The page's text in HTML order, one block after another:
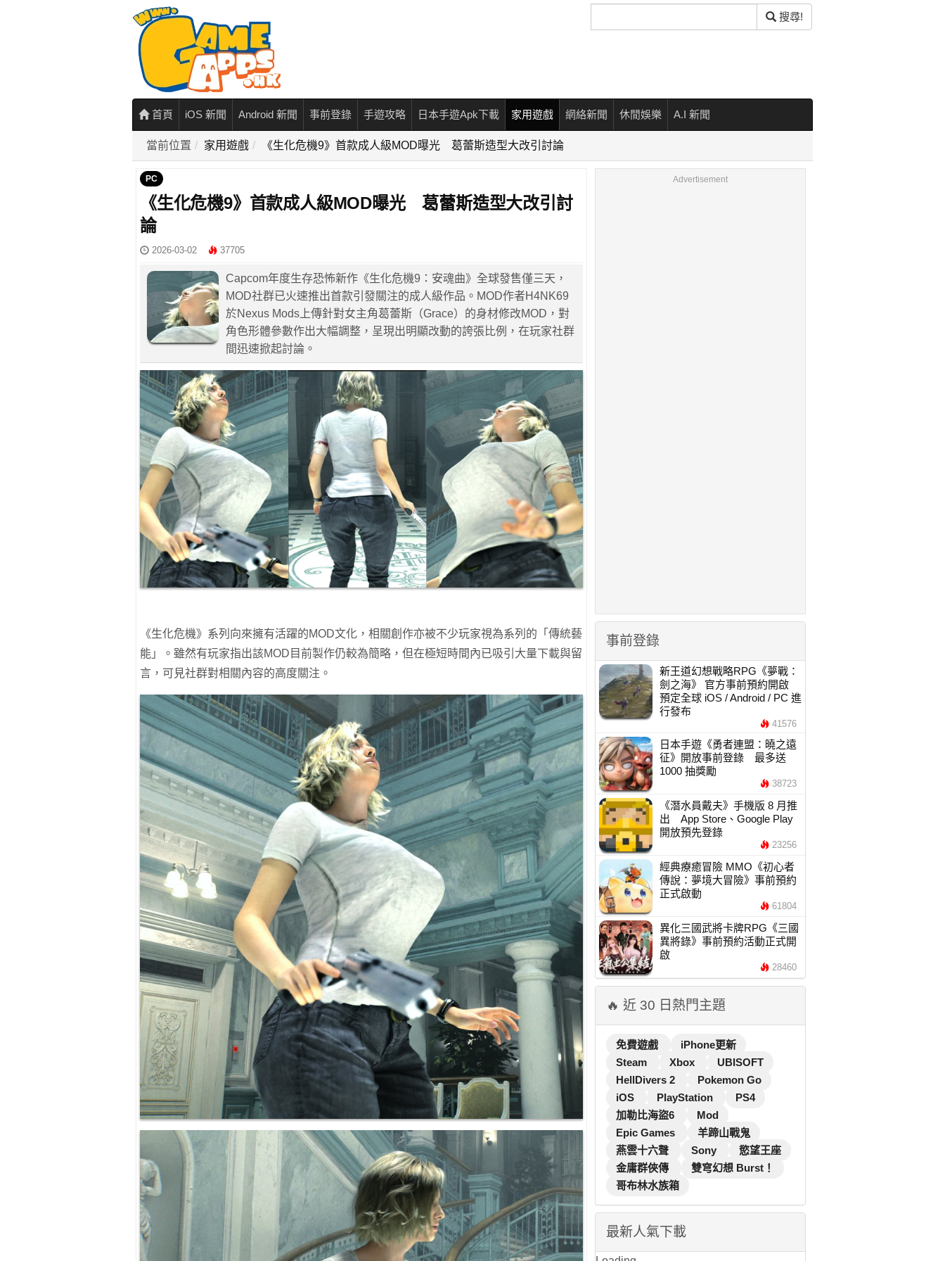
尋
搜尋!
首頁 iOS 新聞 Android 新聞 事前登錄 手遊攻略 日本手遊Apk下載 家用遊戲 網絡新聞 休閒娛樂 A.I 新聞
當前位置 家用遊戲 《生化危機9》首款成人級MOD曝光 葛蕾斯造型大改引討論
PC
《生化危機9》首款成人級MOD曝光 葛蕾斯造型大改引討
論
2026-03-02 37705
Capcom年度生存恐怖新作《生化危機9：安魂曲》全球發售僅三天，
MOD社群已火速推出首款引發關注的成人級作品。MOD作者H4NK69
於Nexus Mods上傳針對女主角葛蕾斯（Grace）的身材修改MOD，對
角色形體參數作出大幅調整，呈現出明顯改動的誇張比例，在玩家社群
間迅速掀起討論。
《生化危機》系列向來擁有活躍的MOD文化，相關創作亦被不少玩家視為系列的「傳統藝
能」。雖然有玩家指出該MOD目前製作仍較為簡略，但在極短時間內已吸引大量下載與留
言，可見社群對相關內容的高度關注。
Advertisement
事前登錄
新王道幻想戰略RPG《夢戰：
劍之海》 官方事前預約開啟
預定全球 iOS / Android / PC 進
行發布
41576
日本手遊《勇者連盟：曉之遠
征》開放事前登錄 最多送
1000 抽獎勵
38723
《潛水員戴夫》手機版 8 月推
出 App Store、Google Play
開放預先登錄
23256
經典療癒冒險 MMO《初心者
傳說：夢境大冒險》事前預約
正式啟動
61804
異化三國武將卡牌RPG《三國
異將錄》事前預約活動正式開
啟
28460
🔥 近 30 日熱門主題
免費遊戲
iPhone更新
Steam
Xbox
UBISOFT
HellDivers 2
Pokemon Go
iOS
PlayStation
PS4
加勒比海盜6
Mod
Epic Games
羊蹄山戰鬼
燕雲十六聲
Sony
慾望王座
金庸群俠傳
雙穹幻想 Burst！
哥布林水族箱
最新人氣下載